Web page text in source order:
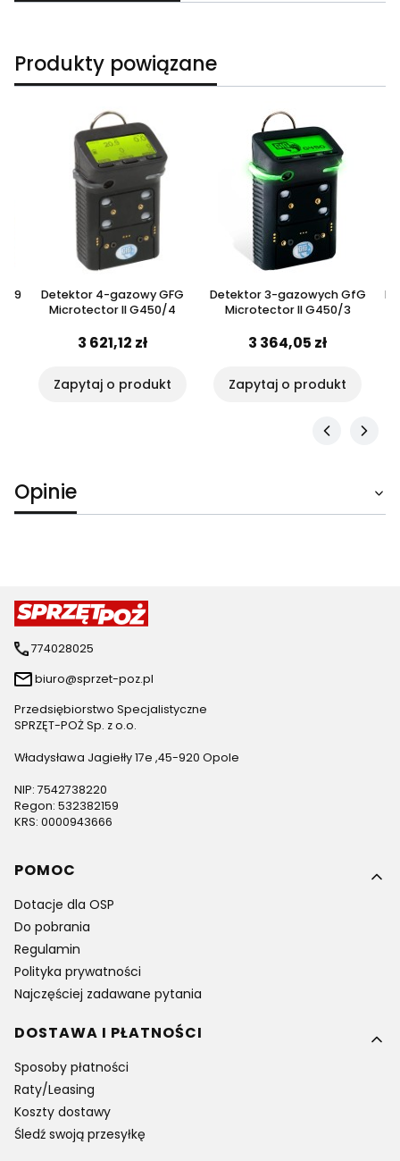
Produkty powiązane
Detektor 4-gazowy GFG
Microtector II G450/4
3 621,12 zł
Zapytaj o produkt
Detektor 3-gazowych GfG
Microtector II G450/3
3 364,05 zł
Zapytaj o produkt
Opinie
774028025
biuro@sprzet-poz.pl
Przedsiębiorstwo Specjalistyczne
SPRZĘT-POŻ Sp. z o.o.
Władysława Jagiełły 17e ,45-920 Opole
NIP: 7542738220
Regon: 532382159
KRS: 0000943666
Linki w stopce
POMOC
Dotacje dla OSP
Do pobrania
Regulamin
Polityka prywatności
Najczęściej zadawane pytania
DOSTAWA I PŁATNOŚCI
Sposoby płatności
Raty/Leasing
Koszty dostawy
Śledź swoją przesyłkę